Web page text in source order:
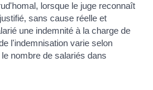
lorsque le juge reconnaît
sans cause réelle et
une indemnité à la charge de
l'indemnisation varie selon
nombre de salariés dans